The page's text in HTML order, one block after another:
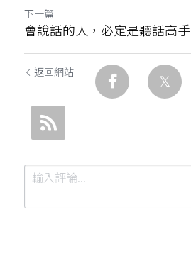
下一篇
會說話的人，必定是聽話高手
返回網站